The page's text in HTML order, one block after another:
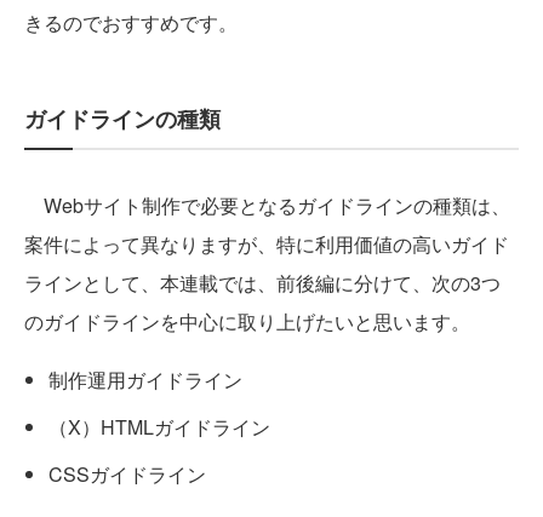
きるのでおすすめです。
ガイドラインの種類
Webサイト制作で必要となるガイドラインの種類は、
案件によって異なりますが、特に利用価値の高いガイド
ラインとして、本連載では、前後編に分けて、次の3つ
のガイドラインを中心に取り上げたいと思います。
制作運用ガイドライン
（X）HTMLガイドライン
CSSガイドライン